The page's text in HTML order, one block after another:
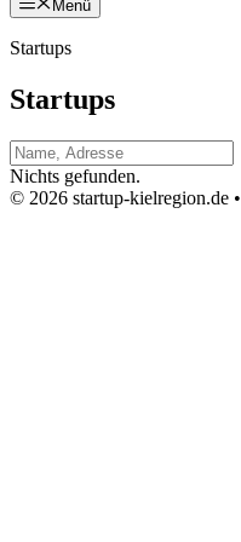
Menü
Startups
Startups
Nichts gefunden.
© 2026 startup-kielregion.de •